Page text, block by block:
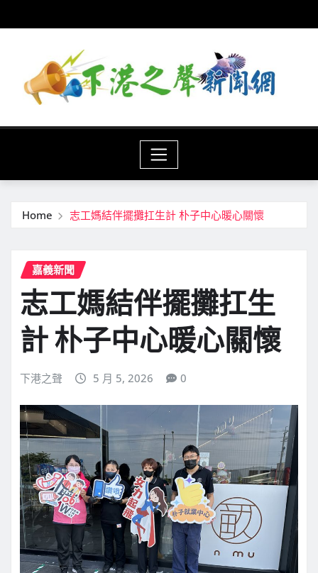
to
Home 志工媽結伴擺攤扛生計 朴子中心暖心關懷
嘉義新聞
志工媽結伴擺攤扛生
計 朴子中心暖心關懷
下港之聲 5 月 5, 2026 0